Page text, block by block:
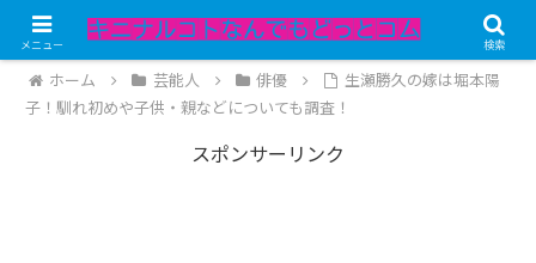
記事内にPRが含まれています。
ホーム 芸能人 俳優
生瀬勝久の嫁は堀本陽
子！馴れ初めや子供・親などについても調査！
スポンサーリンク
メニュー 検索